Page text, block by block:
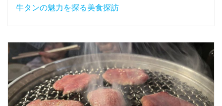
牛タンの魅力を探る美食探訪